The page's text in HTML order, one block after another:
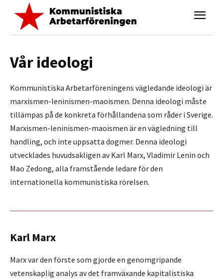
Vår ideologi
Kommunistiska Arbetarföreningens vägledande ideologi är
marxismen-leninismen-maoismen. Denna ideologi måste
tillämpas på de konkreta förhållandena som råder i Sverige.
Marxismen-leninismen-maoismen är en vägledning till
handling, och inte uppsatta dogmer. Denna ideologi
utvecklades huvudsakligen av Karl Marx, Vladimir Lenin och
Mao Zedong, alla framstående ledare för den
internationella kommunistiska rörelsen.
Karl Marx
Marx var den förste som gjorde en genomgripande
vetenskaplig analys av det framväxande kapitalistiska